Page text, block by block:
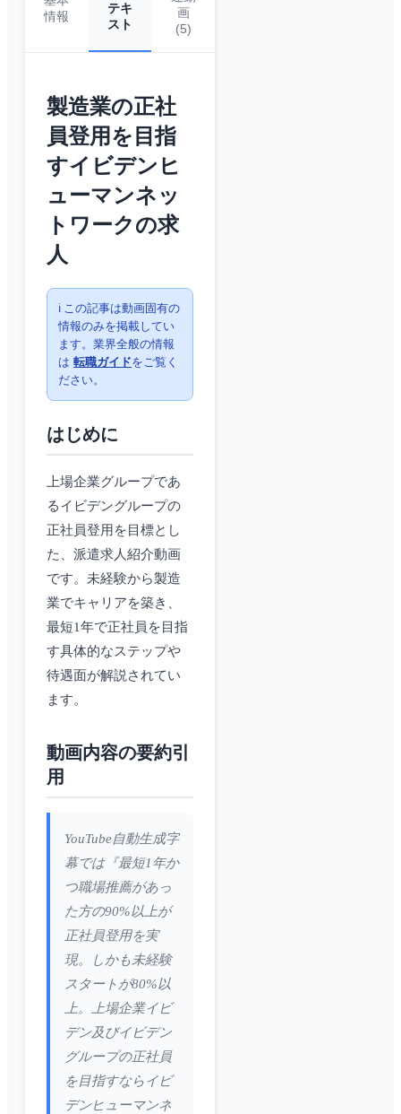
情報
テキ
スト
画
(5)
製造業の正社
員登用を目指
すイビデンヒ
ューマンネッ
トワークの求
人
ℹ️ この記事は動画固有の
情報のみを掲載してい
ます。業界全般の情報
は 転職ガイドをご覧く
ださい。
はじめに
上場企業グループであ
るイビデングループの
正社員登用を目標とし
た、派遣求人紹介動画
です。未経験から製造
業でキャリアを築き、
最短1年で正社員を目指
す具体的なステップや
待遇面が解説されてい
ます。
動画内容の要約引
用
YouTube自動生成字
幕では『最短1年か
つ職場推薦があっ
た方の90%以上が
正社員登用を実
現。しかも未経験
スタートが80%以
上。上場企業イビ
デン及びイビデン
グループの正社員
を目指すならイビ
デンヒューマンネ